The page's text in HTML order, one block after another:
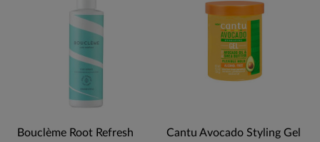
Bouclème Root Refresh
Cantu Avocado Styling Gel